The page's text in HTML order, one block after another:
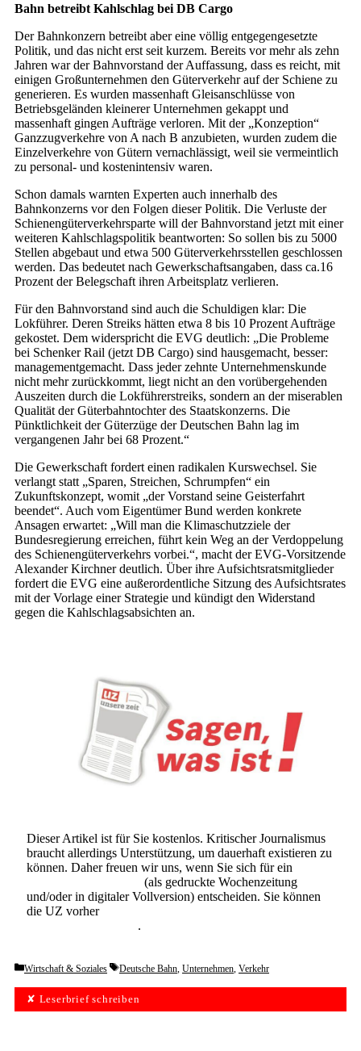
Bahn betreibt Kahlschlag bei DB Cargo
Der Bahnkonzern betreibt aber eine völlig entgegengesetzte
Politik, und das nicht erst seit kurzem. Bereits vor mehr als zehn
Jahren war der Bahnvorstand der Auffassung, dass es reicht, mit
einigen Großunternehmen den Güterverkehr auf der Schiene zu
generieren. Es wurden massenhaft Gleisanschlüsse von
Betriebsgeländen kleinerer Unternehmen gekappt und
massenhaft gingen Aufträge verloren. Mit der „Konzeption“
Ganzzugverkehre von A nach B anzubieten, wurden zudem die
Einzelverkehre von Gütern vernachlässigt, weil sie vermeintlich
zu personal- und kostenintensiv waren.
Schon damals warnten Experten auch innerhalb des
Bahnkonzerns vor den Folgen dieser Politik. Die Verluste der
Schienengüterverkehrsparte will der Bahnvorstand jetzt mit einer
weiteren Kahlschlagspolitik beantworten: So sollen bis zu 5000
Stellen abgebaut und etwa 500 Güterverkehrsstellen geschlossen
werden. Das bedeutet nach Gewerkschaftsangaben, dass ca.16
Prozent der Belegschaft ihren Arbeitsplatz verlieren.
Für den Bahnvorstand sind auch die Schuldigen klar: Die
Lokführer. Deren Streiks hätten etwa 8 bis 10 Prozent Aufträge
gekostet. Dem widerspricht die EVG deutlich: „Die Probleme
bei Schenker Rail (jetzt DB Cargo) sind hausgemacht, besser:
managementgemacht. Dass jeder zehnte Unternehmenskunde
nicht mehr zurückkommt, liegt nicht an den vorübergehenden
Auszeiten durch die Lokführerstreiks, sondern an der miserablen
Qualität der Güterbahntochter des Staatskonzerns. Die
Pünktlichkeit der Güterzüge der Deutschen Bahn lag im
vergangenen Jahr bei 68 Prozent.“
Die Gewerkschaft fordert einen radikalen Kurswechsel. Sie
verlangt statt „Sparen, Streichen, Schrumpfen“ ein
Zukunftskonzept, womit „der Vorstand seine Geisterfahrt
beendet“. Auch vom Eigentümer Bund werden konkrete
Ansagen erwartet: „Will man die Klimaschutzziele der
Bundesregierung erreichen, führt kein Weg an der Verdoppelung
des Schienengüterverkehrs vorbei.“, macht der EVG-Vorsitzende
Alexander Kirchner deutlich. Über ihre Aufsichtsratsmitglieder
fordert die EVG eine außerordentliche Sitzung des Aufsichtsrates
mit der Vorlage einer Strategie und kündigt den Widerstand
gegen die Kahlschlagsabsichten an.
Dieser Artikel ist für Sie kostenlos. Kritischer Journalismus
braucht allerdings Unterstützung, um dauerhaft existieren zu
können. Daher freuen wir uns, wenn Sie sich für ein
(als gedruckte Wochenzeitung
und/oder in digitaler Vollversion) entscheiden. Sie können
die UZ vorher
.
Categories
Wirtschaft & Soziales Tags
Deutsche Bahn, Unternehmen, Verkehr
✘ Leserbrief schreiben